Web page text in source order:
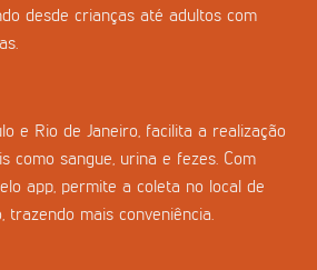
desde crianças até adultos com
e Rio de Janeiro, facilita a realização
como sangue, urina e fezes. Com
app, permite a coleta no local de
trazendo mais conveniência.